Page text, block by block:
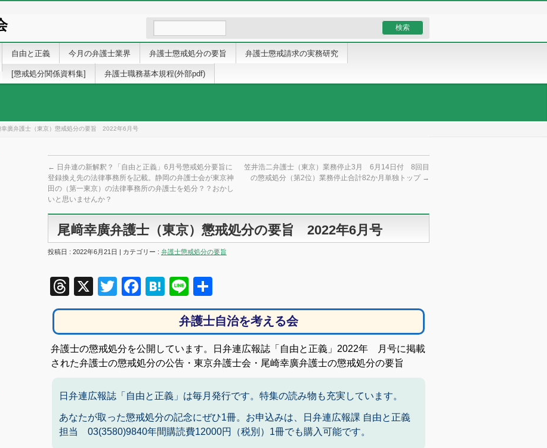
自由と正義 今月の弁護士業界 弁護士懲戒処分の要旨 弁護士懲戒請求の実務研究
[懲戒処分関係資料集] 弁護士職務基本規程(外部pdf)
幸廣弁護士（東京）懲戒処分の要旨 2022年6月号
← 日弁連の新解釈？「自由と正義」6月号懲戒処分要旨に
登録換え先の法律事務所を記載。静岡の弁護士会が東京神
田の（第一東京）の法律事務所の弁護士を処分？？おかし
いと思いませんか？
笠井浩二弁護士（東京）業務停止3月 6月14日付 8回目
の懲戒処分（第2位）業務停止合計82か月単独トップ →
尾﨑幸廣弁護士（東京）懲戒処分の要旨 2022年6月号
投稿日 : 2022年6月21日 | カテゴリー : 弁護士懲戒処分の要旨
Threads
X TwitterFacebook
Hatena
Line
有
弁護士自治を考える会
弁護士の懲戒処分を公開しています。日弁連広報誌「自由と正義」2022年 月号に掲載
された弁護士の懲戒処分の公告・東京弁護士会・尾崎幸廣弁護士の懲戒処分の要旨
日弁連広報誌「自由と正義」は毎月発行です。特集の読み物も充実しています。
あなたが取った懲戒処分の記念にぜひ1冊。お申込みは、日弁連広報課 自由と正義
担当 03(3580)9840年間購読費12000円（税別）1冊でも購入可能です。